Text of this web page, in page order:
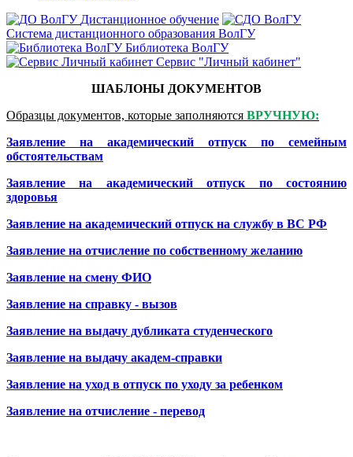
Дистанционное обучение
Система дистанционного образования ВолГУ
Библиотека ВолГУ
Сервис "Личный кабинет"
ШАБЛОНЫ ДОКУМЕНТОВ
Образцы документов, которые заполняются ВРУЧНУЮ:
Заявление на академический отпуск по семейным
обстоятельствам
Заявление на академический отпуск по состоянию
здоровья
Заявление на академический отпуск на службу в ВС РФ
Заявление на отчисление по собственному желанию
Заявление на смену ФИО
Заявление на справку - вызов
Заявление на выдачу дубликата студенческого
Заявление на выдачу академ-справки
Заявление на уход в отпуск по уходу за ребенком
Заявление на отчисление - перевод